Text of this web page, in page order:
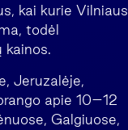
kai kurie Vilniaus
todėl
kainos.
Jeruzalėje,
apie 10–12
Galgiuose,